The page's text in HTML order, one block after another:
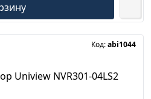
Код:abi1044